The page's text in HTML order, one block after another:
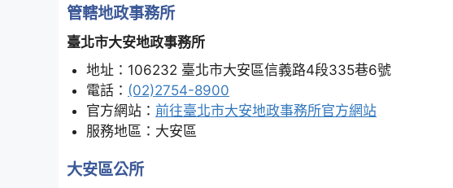
管轄地政事務所
臺北市大安地政事務所
地址：106232 臺北市大安區信義路4段335巷6號
電話： (02)2754-8900
官方網站： 前往臺北市大安地政事務所官方網站
服務地區：大安區
大安區公所